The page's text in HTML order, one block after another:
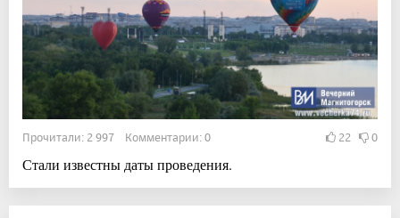
Прочитали: 2 997 Комментарии: 0 22 0
Стали известны даты проведения.